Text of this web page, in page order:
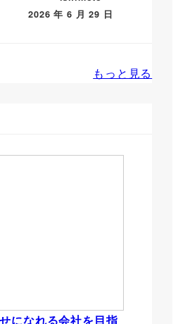
2026 年 6 月 29 日
もっと見る
になれる会社を目指